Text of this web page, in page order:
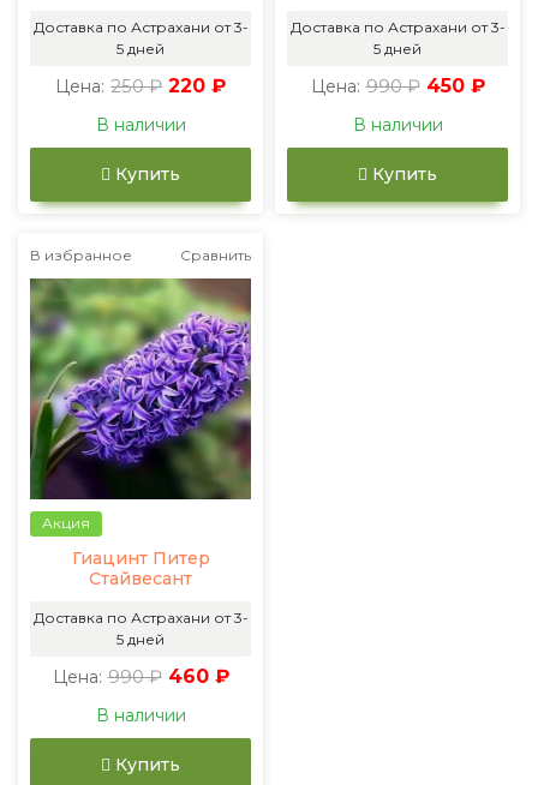
Доставка по Астрахани от 3-
5 дней
Цена: 250 ₽ 220 ₽
В наличии
Купить
Доставка по Астрахани от 3-
5 дней
Цена: 990 ₽ 450 ₽
В наличии
Купить
В избранное Сравнить
Акция
Гиацинт Питер
Стайвесант
Доставка по Астрахани от 3-
5 дней
Цена: 990 ₽ 460 ₽
В наличии
Купить